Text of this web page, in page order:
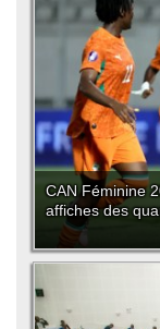
CAN Féminine
affiches des